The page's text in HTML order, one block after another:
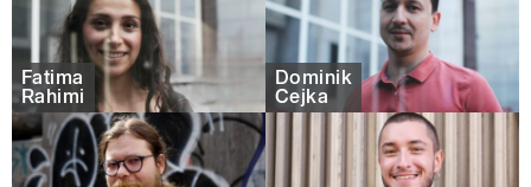
Fatima
Rahimi
Dominik
Čejka